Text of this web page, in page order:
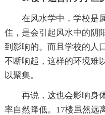
在风水学中，学校是
住，是会引起风水中的阴
到影响的。而且学校的人
不断响起，这样的环境难
以聚集。
再说，这也会影响身
率自然降低。17楼虽然远